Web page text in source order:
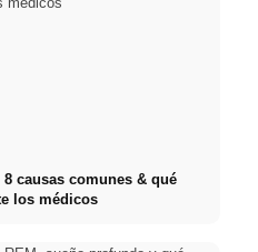
causas comunes & qué
los médicos